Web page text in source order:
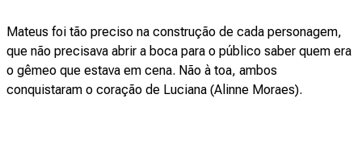
Mateus foi tão preciso na construção de cada personagem,
que não precisava abrir a boca para o público saber quem era
o gêmeo que estava em cena. Não à toa, ambos
conquistaram o coração de Luciana (Alinne Moraes).